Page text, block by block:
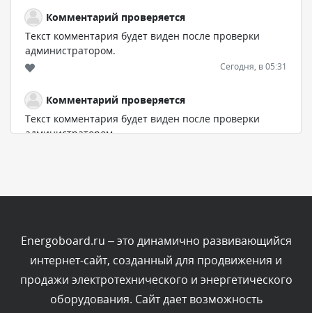
Комментарий проверяется
Текст комментария будет виден после проверки
администратором.
Сегодня, в 05:31
Комментарий проверяется
Текст комментария будет виден после проверки
администратором.
Комментарий проверяется
Текст комментария будет виден после проверки
администратором.
Energoboard.ru – это динамично развивающийся
интернет-сайт, созданный для продвижения и
продажи электротехнического и энергетического
оборудования. Сайт дает возможность